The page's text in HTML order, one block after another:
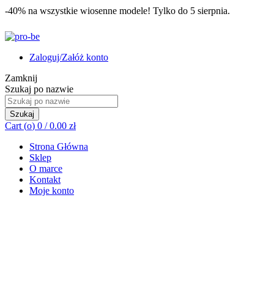
-40% na wszystkie wiosenne modele! Tylko do 5 sierpnia.
Zaloguj/Załóż konto
Zamknij
Szukaj po nazwie
Szukaj
Cart (o) 0 / 0.00 zł
Strona Główna
Sklep
O marce
Kontakt
Moje konto